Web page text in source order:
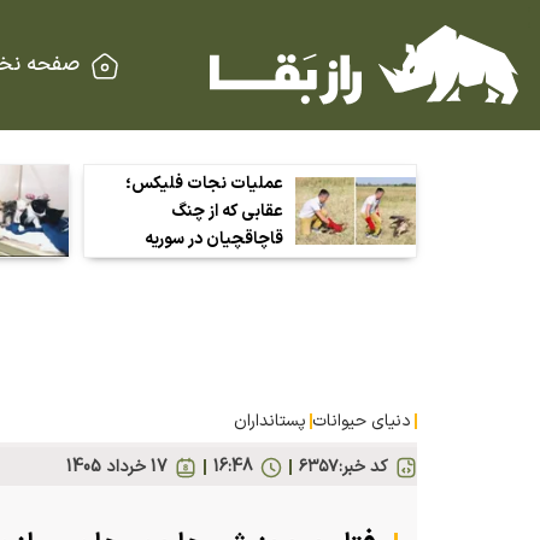
صفحه
عملیات نجات فلیکس؛
عقابی که از چنگ
قاچاقچیان در سوریه
گریخت
دنیای حیوانات پستانداران
کد خبر:۶۳۵۷ 17 خرداد 1405 16:48